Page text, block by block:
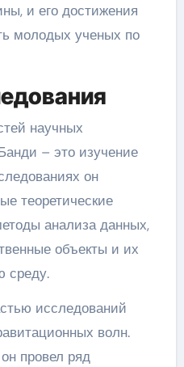
и его достижения
молодых ученых по
научных
– это изучение
он
теоретические
анализа данных,
объекты и их
среду.
исследований
волн.
провел ряд